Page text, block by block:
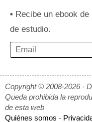
• Recibe un ebook
de estudio.
Copyright © 2008-2026 -
Queda prohibida la
de esta web
Quiénes somos -